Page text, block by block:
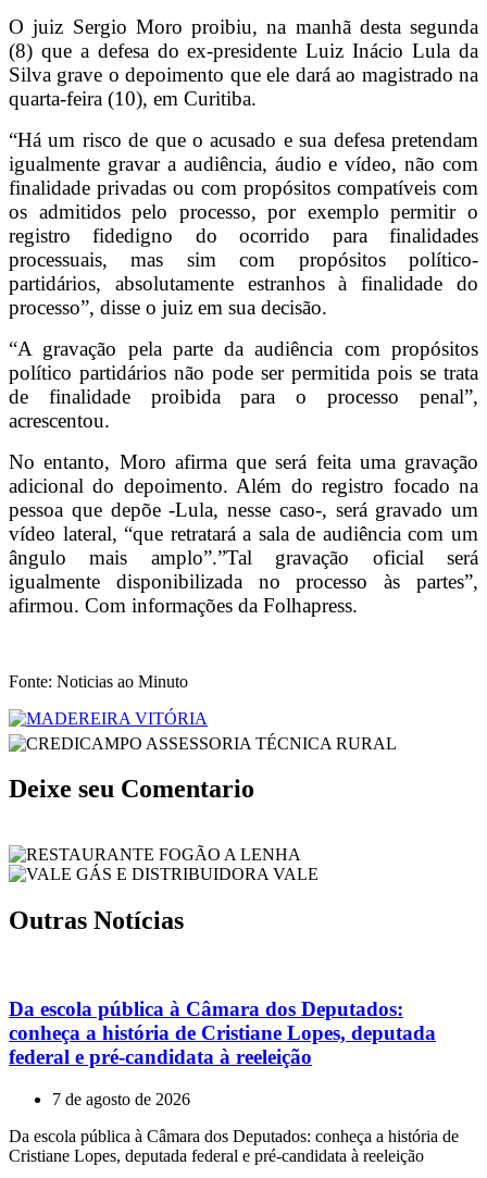
O juiz Sergio Moro proibiu, na manhã desta segunda
(8) que a defesa do ex-presidente Luiz Inácio Lula da
Silva grave o depoimento que ele dará ao magistrado na
quarta-feira (10), em Curitiba.
“Há um risco de que o acusado e sua defesa pretendam
igualmente gravar a audiência, áudio e vídeo, não com
finalidade privadas ou com propósitos compatíveis com
os admitidos pelo processo, por exemplo permitir o
registro fidedigno do ocorrido para finalidades
processuais, mas sim com propósitos político-
partidários, absolutamente estranhos à finalidade do
processo”, disse o juiz em sua decisão.
“A gravação pela parte da audiência com propósitos
político partidários não pode ser permitida pois se trata
de finalidade proibida para o processo penal”,
acrescentou.
No entanto, Moro afirma que será feita uma gravação
adicional do depoimento. Além do registro focado na
pessoa que depõe -Lula, nesse caso-, será gravado um
vídeo lateral, “que retratará a sala de audiência com um
ângulo mais amplo”.”Tal gravação oficial será
igualmente disponibilizada no processo às partes”,
afirmou. Com informações da Folhapress.
Fonte: Noticias ao Minuto
Deixe seu Comentario
Outras Notícias
Da escola pública à Câmara dos Deputados:
conheça a história de Cristiane Lopes, deputada
federal e pré-candidata à reeleição
7 de agosto de 2026
Da escola pública à Câmara dos Deputados: conheça a história de
Cristiane Lopes, deputada federal e pré-candidata à reeleição